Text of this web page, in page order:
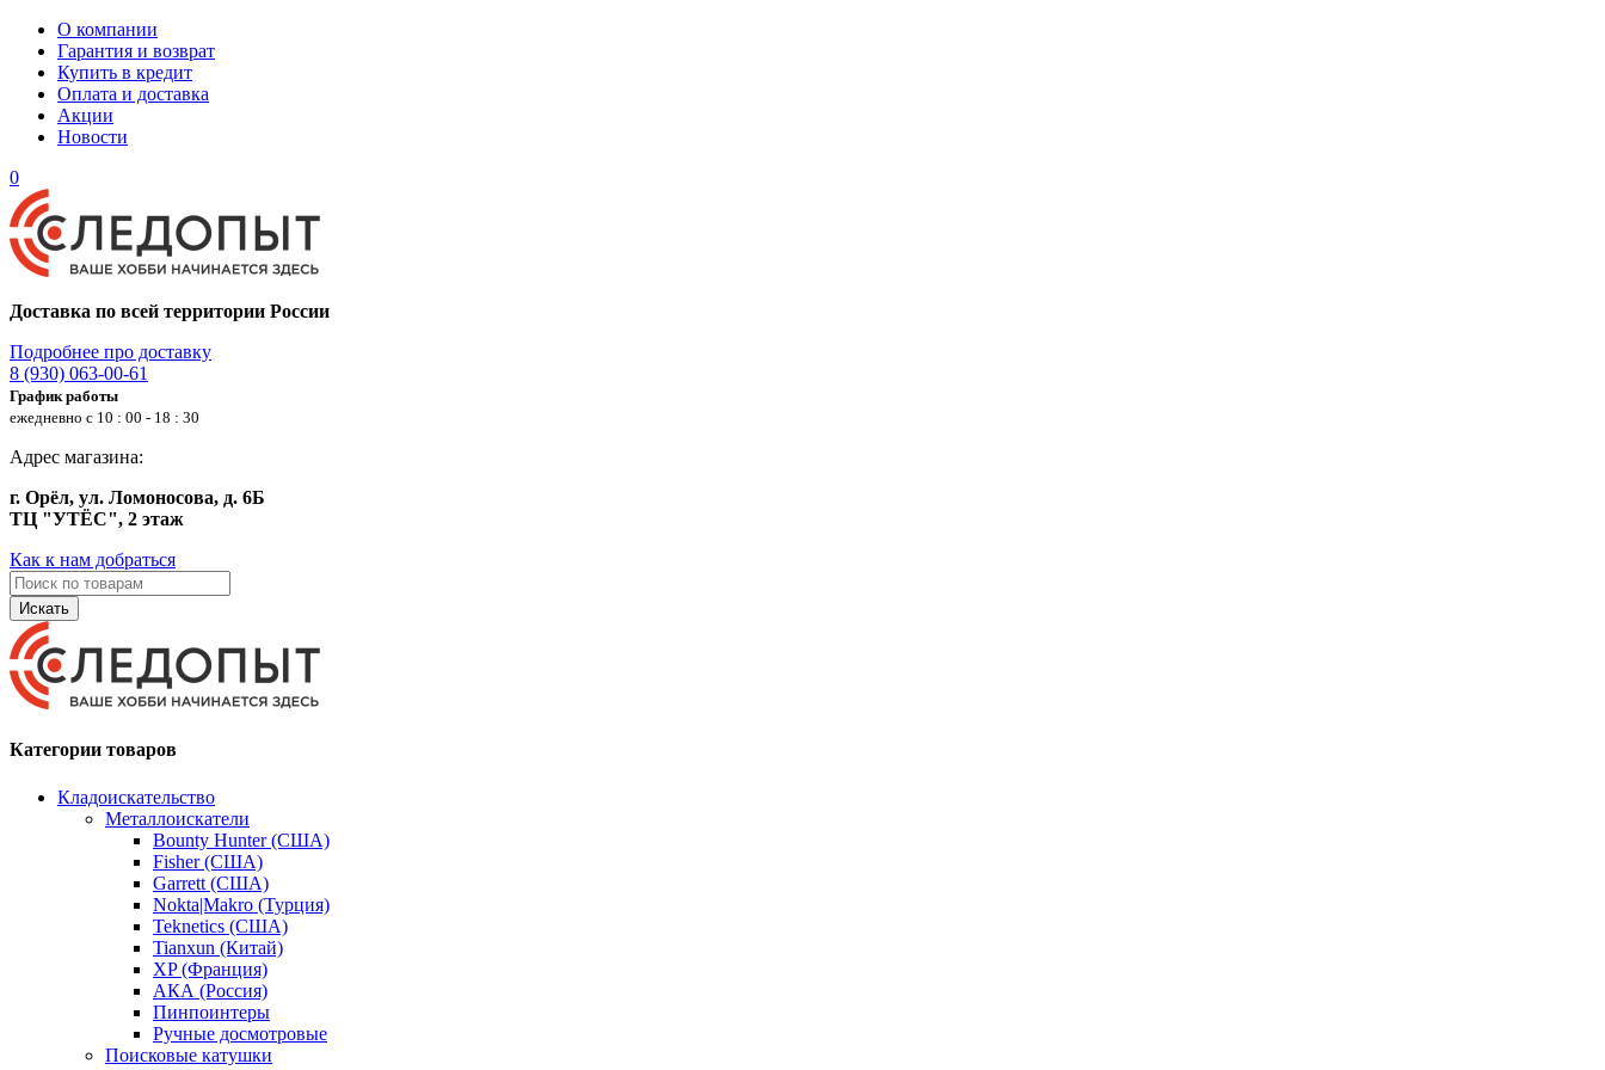
О компании
Гарантия и возврат
Купить в кредит
Оплата и доставка
Акции
Новости
0
Доставка по всей территории России
Подробнее про доставку
8 (930) 063-00-61
График работы
ежедневно с 10 : 00 - 18 : 30
Адрес магазина:
г. Орёл, ул. Ломоносова, д. 6Б
ТЦ "УТЁС", 2 этаж
Как к нам добраться
Искать
Категории товаров
Кладоискательство
Металлоискатели
Bounty Hunter (США)
Fisher (США)
Garrett (США)
Nokta|Makro (Турция)
Teknetics (США)
Tianxun (Китай)
XP (Франция)
АКА (Россия)
Пинпоинтеры
Ручные досмотровые
Поисковые катушки